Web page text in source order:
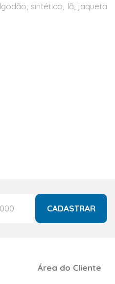
sintético, lã, jaqueta
CADASTRAR
Área do Cliente